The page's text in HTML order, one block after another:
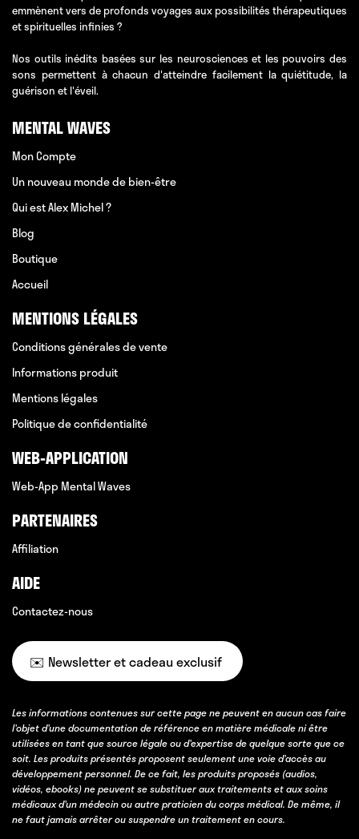
emmènent vers de profonds voyages aux possibilités thérapeutiques
et spirituelles infinies ?
Nos outils inédits basées sur les neurosciences et les pouvoirs des
sons permettent à chacun d'atteindre facilement la quiétitude, la
guérison et l'éveil.
MENTAL WAVES
Mon Compte
Un nouveau monde de bien-être
Qui est Alex Michel ?
Blog
Boutique
Accueil
MENTIONS LÉGALES
Conditions générales de vente
Informations produit
Mentions légales
Politique de confidentialité
WEB-APPLICATION
Web-App Mental Waves
PARTENAIRES
Affiliation
AIDE
Contactez-nous
✉️ Newsletter et cadeau exclusif
Les informations contenues sur cette page ne peuvent en aucun cas faire
l’objet d’une documentation de référence en matière médicale ni être
utilisées en tant que source légale ou d’expertise de quelque sorte que ce
soit. Les produits présentés proposent seulement une voie d’accès au
développement personnel. De ce fait, les produits proposés (audios,
vidéos, ebooks) ne peuvent se substituer aux traitements et aux soins
médicaux d’un médecin ou autre praticien du corps médical. De même, il
ne faut jamais arrêter ou suspendre un traitement en cours.